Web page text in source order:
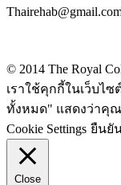
© 2014 The Royal
เราใช้คุกกี้ในเว็บไ
ทั้งหมด" แสดงว่าคุ
Cookie Settings ยืนยั
Close